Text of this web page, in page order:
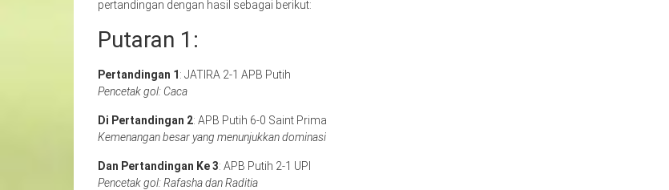
pertandingan dengan hasil sebagai berikut:
Putaran 1:
Pertandingan 1 : JATIRA 2-1 APB Putih
Pencetak gol: Caca
Di Pertandingan 2: APB Putih 6-0 Saint Prima
Kemenangan besar yang menunjukkan dominasi
Dan Pertandingan Ke 3: APB Putih 2-1 UPI
Pencetak gol: Rafasha dan Raditia